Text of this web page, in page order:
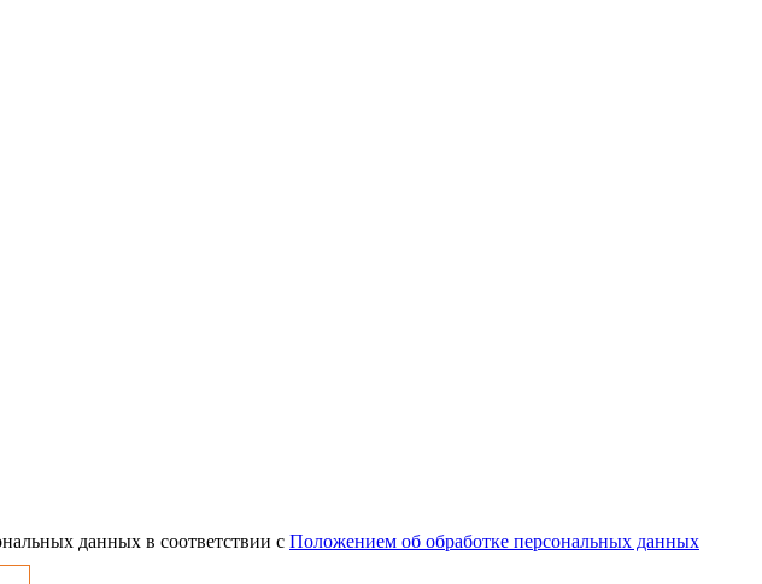
данных в соответствии с Положением об обработке персональных данных